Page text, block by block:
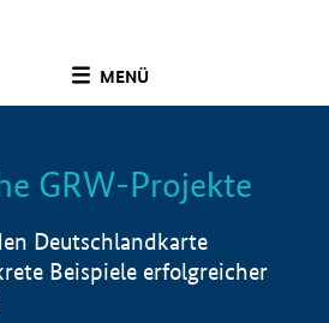
MENÜ
Info
GRW-Projekte
Deutschlandkarte
Beispiele erfolgreicher